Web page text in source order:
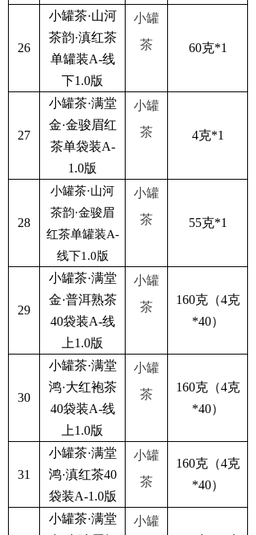
26
小罐茶·山河
茶韵·滇红茶
单罐装A-线
下1.0版
小罐
茶
60克*1
27
小罐茶·满堂
金·金骏眉红
茶单袋装A-
1.0版
小罐
茶
4克*1
28
小罐茶·山河
茶韵·金骏眉
红茶单罐装A-
线下1.0版
小罐
茶
55克*1
29
小罐茶·满堂
金·普洱熟茶
40袋装A-线
上1.0版
小罐
茶
160克（4克
*40）
30
小罐茶·满堂
鸿·大红袍茶
40袋装A-线
上1.0版
小罐
茶
160克（4克
*40）
31
小罐茶·满堂
鸿·滇红茶40
袋装A-1.0版
小罐
茶
160克（4克
*40）
小罐茶·满堂
小罐